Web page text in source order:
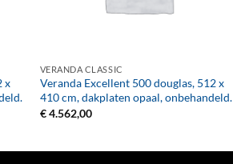
x
VERANDA CLASSIC
Veranda Excellent 500 douglas, 512 x
410 cm, dakplaten opaal, onbehandeld.
€4.562,00